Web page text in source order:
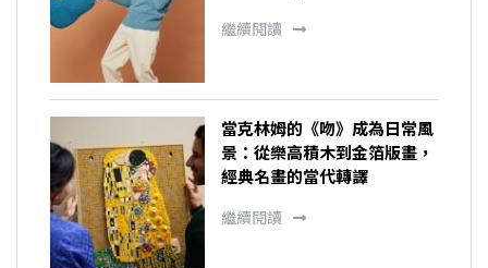
繼續閱讀
當克林姆的《吻》成為日常風
景：從樂高積木到金箔版畫，
經典名畫的當代轉譯
繼續閱讀